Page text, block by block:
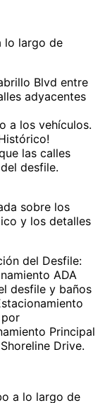
lo largo de
Blvd entre
adyacentes
a los vehículos.
las calles
desfile.
sobre los
y los detalles
del Desfile:
ADA
desfile y baños
Principal
Drive.
a lo largo de